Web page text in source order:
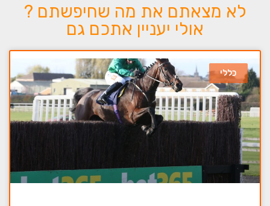
לא מצאתם את מה שחיפשתם ?
אולי יעניין אתכם גם
כללי